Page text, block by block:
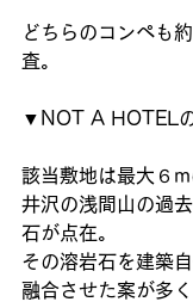
どちらのコンペも
査。
▼NOT A HOTEL
該当敷地は最大６
井沢の浅間山の過
石が点在。
その溶岩石を建築
融合させた案が多